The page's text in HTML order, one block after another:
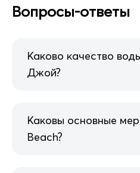
Вопросы-ответы
Каково качество
Джой?
Каковы основные
Beach?